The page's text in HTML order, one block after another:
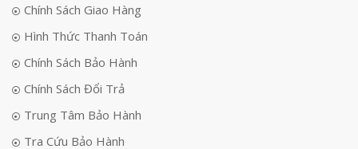
Chính Sách Giao Hàng
Hình Thức Thanh Toán
Chính Sách Bảo Hành
Chính Sách Đổi Trả
Trung Tâm Bảo Hành
Tra Cứu Bảo Hành